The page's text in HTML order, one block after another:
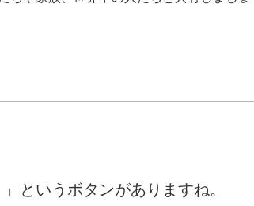
というボタンがありますね。